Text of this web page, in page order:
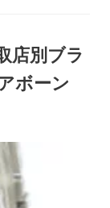
店別ブラ
ボーン